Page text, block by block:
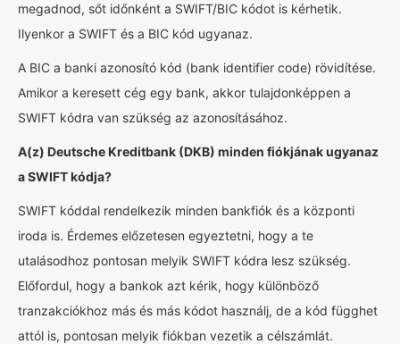
megadnod, sőt időnként a SWIFT/BIC kódot is kérhetik.
Ilyenkor a SWIFT és a BIC kód ugyanaz.
A BIC a banki azonosító kód (bank identifier code) rövidítése.
Amikor a keresett cég egy bank, akkor tulajdonképpen a
SWIFT kódra van szükség az azonosításához.
A(z) Deutsche Kreditbank (DKB) minden fiókjának ugyanaz
a SWIFT kódja?
SWIFT kóddal rendelkezik minden bankfiók és a központi
iroda is. Érdemes előzetesen egyeztetni, hogy a te
utalásodhoz pontosan melyik SWIFT kódra lesz szükség.
Előfordul, hogy a bankok azt kérik, hogy különböző
tranzakciókhoz más és más kódot használj, de a kód függhet
attól is, pontosan melyik fiókban vezetik a célszámlát.